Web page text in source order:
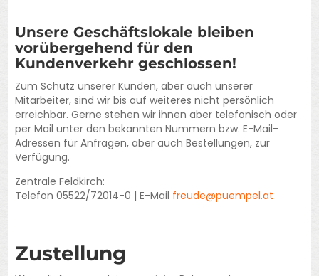
Unsere Geschäftslokale bleiben
vorübergehend für den
Kundenverkehr geschlossen!
Zum Schutz unserer Kunden, aber auch unserer
Mitarbeiter, sind wir bis auf weiteres nicht persönlich
erreichbar. Gerne stehen wir ihnen aber telefonisch oder
per Mail unter den bekannten Nummern bzw. E-Mail-
Adressen für Anfragen, aber auch Bestellungen, zur
Verfügung.
Zentrale Feldkirch:
Telefon 05522/72014-0 | E-Mail freude@puempel.at
Zustellung